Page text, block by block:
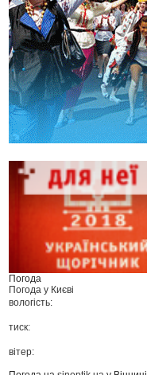
Погода
Погода у Києві
вологість:
тиск:
вітер: